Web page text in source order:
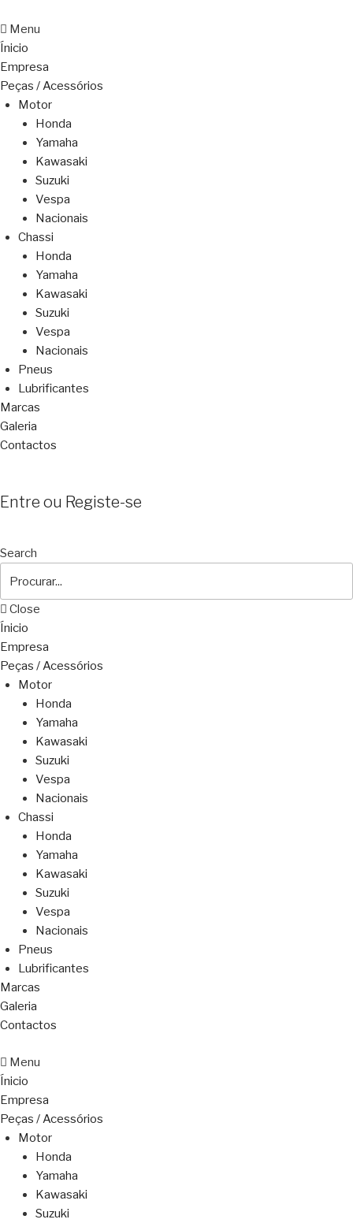
Menu
Ínicio
Empresa
Peças / Acessórios
Motor
Honda
Yamaha
Kawasaki
Suzuki
Vespa
Nacionais
Chassi
Honda
Yamaha
Kawasaki
Suzuki
Vespa
Nacionais
Pneus
Lubrificantes
Marcas
Galeria
Contactos
Entre ou Registe-se
Search
Close
Ínicio
Empresa
Peças / Acessórios
Motor
Honda
Yamaha
Kawasaki
Suzuki
Vespa
Nacionais
Chassi
Honda
Yamaha
Kawasaki
Suzuki
Vespa
Nacionais
Pneus
Lubrificantes
Marcas
Galeria
Contactos
Menu
Ínicio
Empresa
Peças / Acessórios
Motor
Honda
Yamaha
Kawasaki
Suzuki